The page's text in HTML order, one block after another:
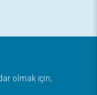
olmak için;